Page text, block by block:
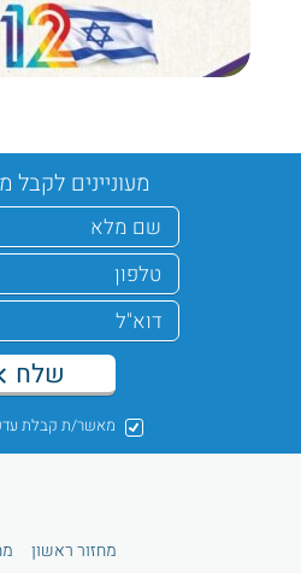
מעוניינים לקבל
מאשר/ת קבלת
שלח
מחזור ראשון